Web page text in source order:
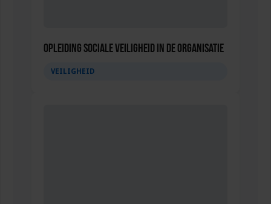
Opleiding Sociale Veiligheid in de Organisatie
VEILIGHEID